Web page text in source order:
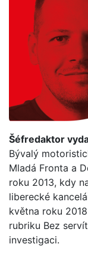
Šéfredaktor
Bývalý
Mladá Fronta a
roku 2013, kdy
liberecké
května roku
rubriku Bez
investigaci.